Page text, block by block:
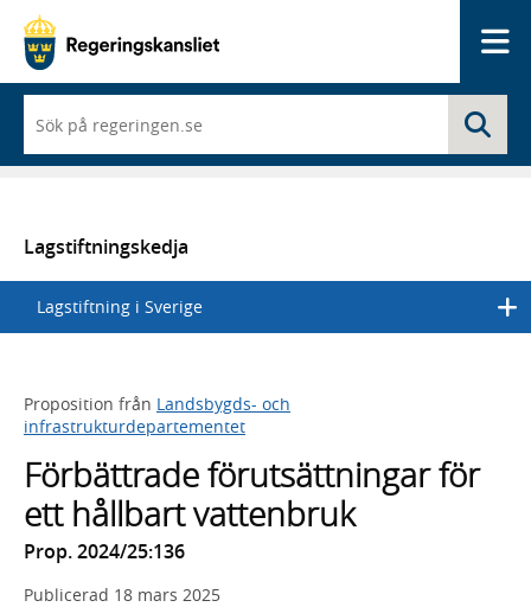
du
börjar
skriva
en
lista
med
sökförslag
Lagstiftningskedja
Lagstiftning i Sverige
Proposition från Landsbygds- och
infrastrukturdepartementet
Förbättrade förutsättningar för
ett hållbart vattenbruk
Prop. 2024/25:136
Publicerad 18 mars 2025